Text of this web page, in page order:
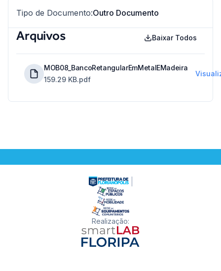
Tipo de Documento:Outro Documento
Arquivos Baixar Todos
MOB08_BancoRetangularEmMetalEMadeira
159.29 KB.pdf
Realização: